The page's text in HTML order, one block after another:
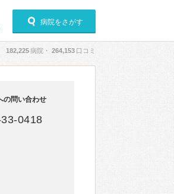
病院をさがす
182,225病院・ 264,153 口コミ
の問い合わせ
0418